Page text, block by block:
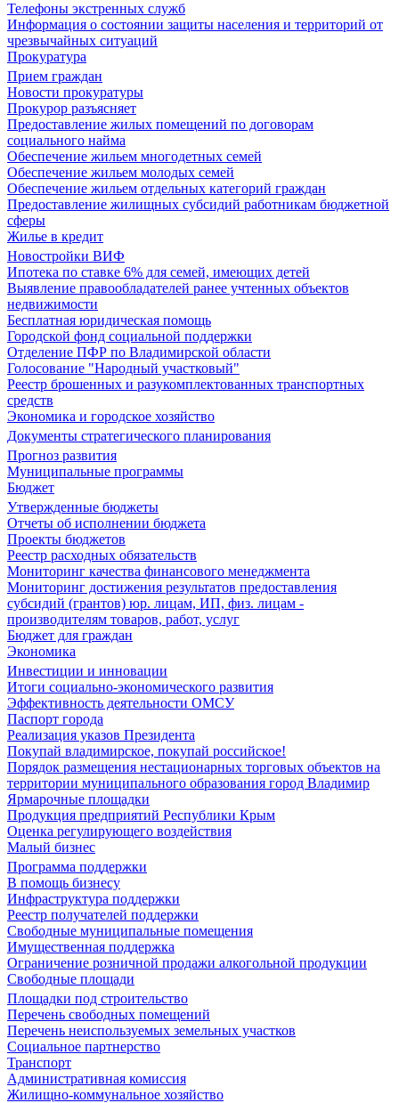
Телефоны экстренных служб
Информация о состоянии защиты населения и территорий от
чрезвычайных ситуаций
Прокуратура
Прием граждан
Новости прокуратуры
Прокурор разъясняет
Предоставление жилых помещений по договорам
социального найма
Обеспечение жильем многодетных семей
Обеспечение жильем молодых семей
Обеспечение жильем отдельных категорий граждан
Предоставление жилищных субсидий работникам бюджетной
сферы
Жилье в кредит
Новостройки ВИФ
Ипотека по ставке 6% для семей, имеющих детей
Выявление правообладателей ранее учтенных объектов
недвижимости
Бесплатная юридическая помощь
Городской фонд социальной поддержки
Отделение ПФР по Владимирской области
Голосование "Народный участковый"
Реестр брошенных и разукомплектованных транспортных
средств
Экономика и городское хозяйство
Документы стратегического планирования
Прогноз развития
Муниципальные программы
Бюджет
Утвержденные бюджеты
Отчеты об исполнении бюджета
Проекты бюджетов
Реестр расходных обязательств
Мониторинг качества финансового менеджмента
Мониторинг достижения результатов предоставления
субсидий (грантов) юр. лицам, ИП, физ. лицам -
производителям товаров, работ, услуг
Бюджет для граждан
Экономика
Инвестиции и инновации
Итоги социально-экономического развития
Эффективность деятельности ОМСУ
Паспорт города
Реализация указов Президента
Покупай владимирское, покупай российское!
Порядок размещения нестационарных торговых объектов на
территории муниципального образования город Владимир
Ярмарочные площадки
Продукция предприятий Республики Крым
Оценка регулирующего воздействия
Малый бизнес
Программа поддержки
В помощь бизнесу
Инфраструктура поддержки
Реестр получателей поддержки
Свободные муниципальные помещения
Имущественная поддержка
Ограничение розничной продажи алкогольной продукции
Свободные площади
Площадки под строительство
Перечень свободных помещений
Перечень неиспользуемых земельных участков
Социальное партнерство
Транспорт
Административная комиссия
Жилищно-коммунальное хозяйство